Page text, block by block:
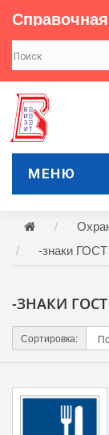
МЕНЮ
-знаки
-ЗНАКИ
Сортировка: